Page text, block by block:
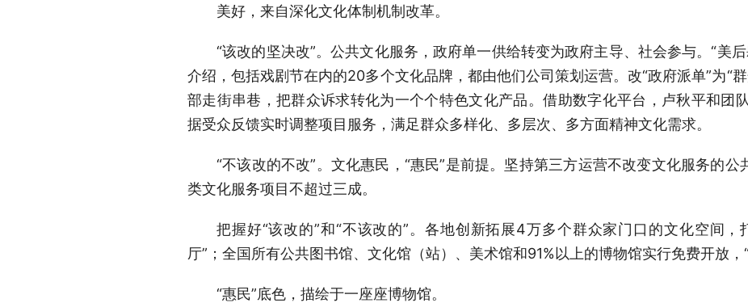
美好，来自深化文化体制机制改革。
“该改的坚决改”。公共文化服务，政府单一供给转变为政府主导、社会参与。“美
介绍，包括戏剧节在内的20多个文化品牌，都由他们公司策划运营。改“政府派单”为“
部走街串巷，把群众诉求转化为一个个特色文化产品。借助数字化平台，卢秋平和团
据受众反馈实时调整项目服务，满足群众多样化、多层次、多方面精神文化需求。
“不该改的不改”。文化惠民，“惠民”是前提。坚持第三方运营不改变文化服务的公
类文化服务项目不超过三成。
把握好“该改的”和“不该改的”。各地创新拓展4万多个群众家门口的文化空间，
厅”；全国所有公共图书馆、文化馆（站）、美术馆和91%以上的博物馆实行免费开放，“
“惠民”底色，描绘于一座座博物馆。